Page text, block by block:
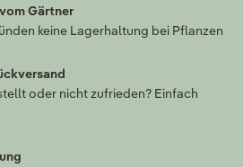
Gärtner
keine Lagerhaltung bei Pflanzen
oder nicht zufrieden? Einfach